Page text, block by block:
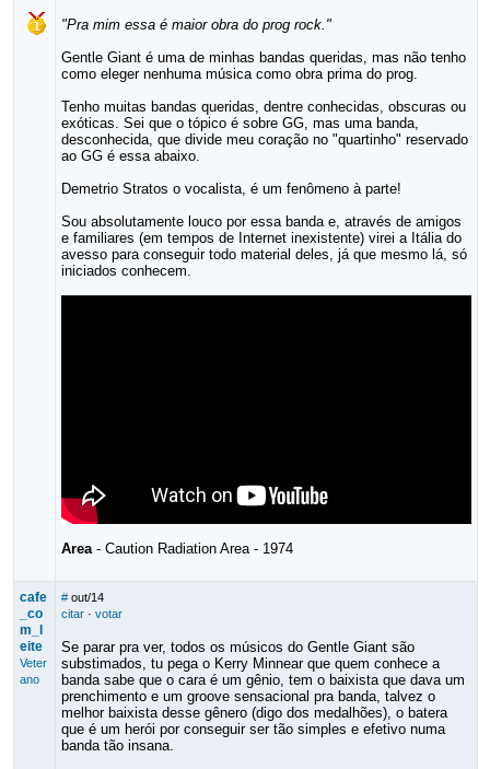
"Pra mim essa é maior obra do prog rock."
Gentle Giant é uma de minhas bandas queridas, mas não tenho
como eleger nenhuma música como obra prima do prog.
Tenho muitas bandas queridas, dentre conhecidas, obscuras ou
exóticas. Sei que o tópico é sobre GG, mas uma banda,
desconhecida, que divide meu coração no "quartinho" reservado
ao GG é essa abaixo.
Demetrio Stratos o vocalista, é um fenômeno à parte!
Sou absolutamente louco por essa banda e, através de amigos
e familiares (em tempos de Internet inexistente) virei a Itália do
avesso para conseguir todo material deles, já que mesmo lá, só
iniciados conhecem.
Area- Caution Radiation Area - 1974
cafe
_co
m_l
eite
Veter
ano
# out/14
citar· votar
Se parar pra ver, todos os músicos do Gentle Giant são
substimados, tu pega o Kerry Minnear que quem conhece a
banda sabe que o cara é um gênio, tem o baixista que dava um
prenchimento e um groove sensacional pra banda, talvez o
melhor baixista desse gênero (digo dos medalhões), o batera
que é um herói por conseguir ser tão simples e efetivo numa
banda tão insana.